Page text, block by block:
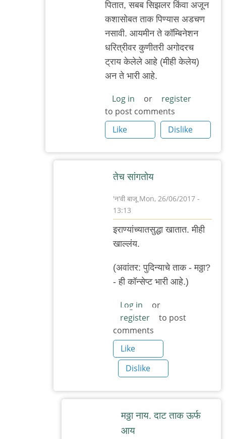
सिझलर्स
ताकाबरोबर
म्हणजे
एक
आदूबाळ
पितात‌, स‌ब‌ब सिझ‌ल‌र किंवा अजून
क‌शासोब‌त‌ ताक पिण्यास अड‌च‌ण
न‌सावी. आय‌मीन‌ ते कॉम्बिनेश‌न
ध‌रित्रीव‌र‌ कुणीत‌री अगोद‌र‌च
ट्राय केलेले आहे (मीही केलेय‌)
अन ते भारी आहे.
Log in or
register
to post comments
Like
Dislike
तेच सांगतोय
'न'वी बाजूMon, 26/06/2017 -
13:13
reply
तुर्कांच्यात
चिक‌न‌ब‌रोब‌र
बॅटमॅन
इराण्यांच्यातसुद्धा खातात. मीही
खाल्लंय.
(अवांतर: पुदिन्याचे ताक - मठ्ठा?
- ही कॉन्सेप्ट भारी आहे.)
Log in
or
register
to post
comments
Like
Dislike
म‌ठ्ठा नाय‌. दाट ताक ऊर्फ
आय